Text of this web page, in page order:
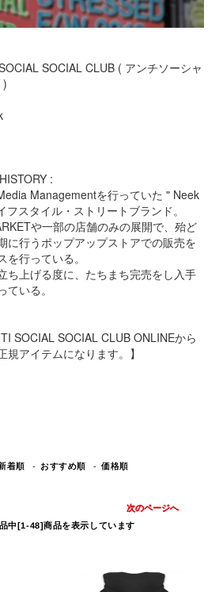
SOCIAL CLUB ( アンチソーシャ
)
:
Managementを行っていた " Neek
スタイル・ストリートブランド。
や一部の店舗のみの展開で、殆ど
に行うポップアップストアでの販売を
行っている。
ち上げる度に、たちまち完売をし入手
いる。
SOCIAL SOCIAL CLUB ONLINEから
アイテムになります。】
着順 おすすめ順 価格順
中[1-48]商品を表示しています
次のページへ